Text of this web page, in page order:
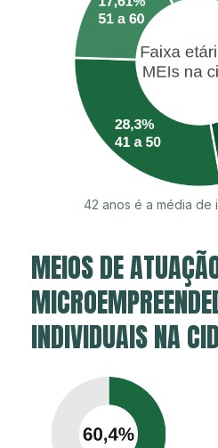
42 anos é a média de
MEIOS DE
INDIVIDUAIS NA